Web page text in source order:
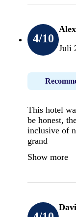
4/10
Juli
This hotel
be honest,
inclusive of
grand
Show more